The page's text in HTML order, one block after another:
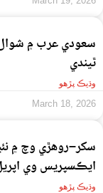
ٿيندي
وڌيڪ پڙهو
March 18, 2026
سکر–روهڙي وچ ۾
ايڪسپريس وي اپريل 2026ع تائين مڪمل ڪرڻ جي
وڌيڪ پڙهو